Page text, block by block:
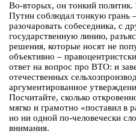
Во-вторых, он тонкий политик.
Путин соблюдал тонкую грань
разочаровать собеседника, с
государственную линию,
решения, которые носят не
объективно –
ответ на вопрос про ВТО: и
отечественных
аргументированное
Посчитайте, сколько
мягко и грамотно «поставил в
но ни одной по-человечески
внимания.